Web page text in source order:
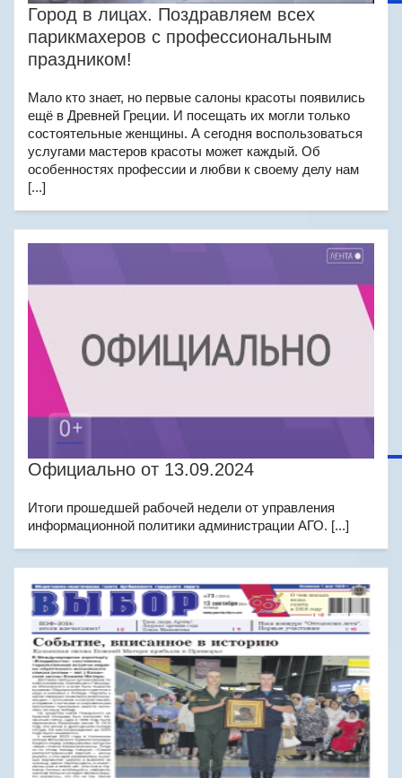
Город в лицах. Поздравляем всех
парикмахеров с профессиональным
праздником!
Мало кто знает, но первые салоны красоты появились
ещё в Древней Греции. И посещать их могли только
состоятельные женщины. А сегодня воспользоваться
услугами мастеров красоты может каждый. Об
особенностях профессии и любви к своему делу нам
[...]
Официально от 13.09.2024
Итоги прошедшей рабочей недели от управления
информационной политики администрации АГО. [...]